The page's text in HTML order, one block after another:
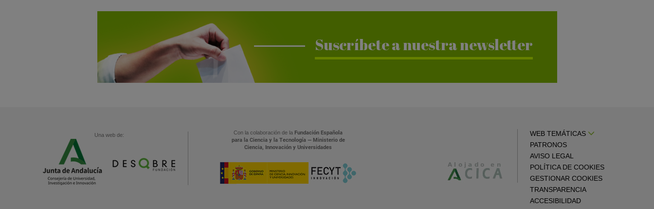
Suscríbete a nuestra newsletter
Una web de: Con la colaboración de la Fundación Española
para la Ciencia y la Tecnología — Ministerio de
Ciencia, Innovación y Universidades
WEB TEMÁTICAS
PATRONOS
AVISO LEGAL
POLÍTICA DE COOKIES
GESTIONAR COOKIES
TRANSPARENCIA
ACCESIBILIDAD